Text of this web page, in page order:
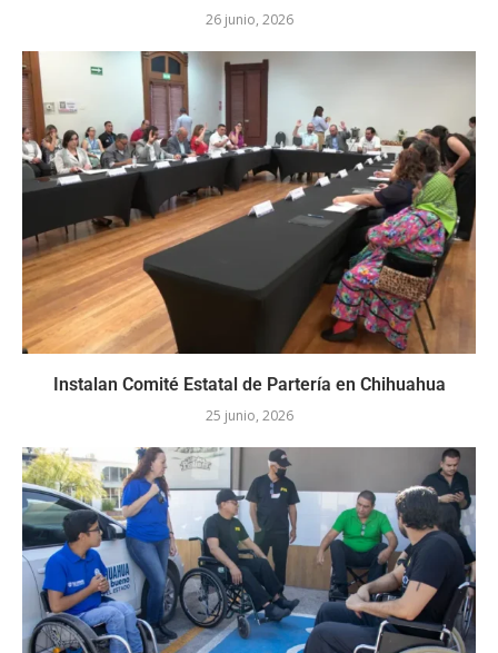
26 junio, 2026
Instalan Comité Estatal de Partería en Chihuahua
25 junio, 2026